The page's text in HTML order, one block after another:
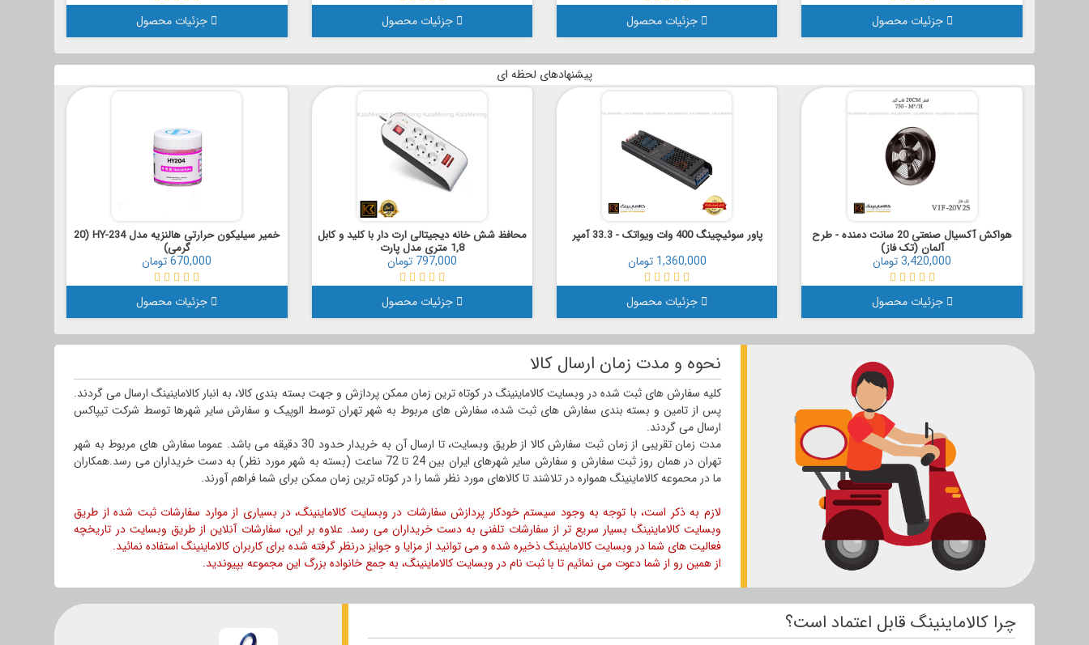
جزئیات محصول جزئیات محصول جزئیات محصول جزئیات محصول
پیشنهادهای لحظه ای
خمیر سیلیکون حرارتی هالنزیه مدل HY-234 (20
گرمی)
670,000 تومان
جزئیات محصول
محافظ شش خانه دیجیتالی ارت دار با کلید و کابل
1,8 متری مدل پارت
797,000 تومان
جزئیات محصول
پاور سوئیچینگ 400 وات ویواتک - 33.3 آمپر
1,360,000 تومان
جزئیات محصول
هواکش آکسیال صنعتی 20 سانت دمنده - طرح
آلمان (تک فاز)
3,420,000 تومان
جزئیات محصول
نحوه و مدت زمان ارسال کالا
کلیه سفارش های ثبت شده در وبسایت کالاماینینگ در کوتاه ترین زمان ممکن پردازش و جهت بسته بندی کالا، به انبار کالاماینینگ ارسال می گردند.
پس از تامین و بسته بندی سفارش های ثبت شده، سفارش های مربوط به شهر تهران توسط الوپیک و سفارش سایر شهرها توسط شرکت تیپاکس
ارسال می گردند.
مدت زمان تقریبی از زمان ثبت سفارش کالا از طریق وبسایت، تا ارسال آن به خریدار حدود 30 دقیقه می باشد. عموما سفارش های مربوط به شهر
تهران در همان روز ثبت سفارش و سفارش سایر شهرهای ایران بین 24 تا 72 ساعت (بسته به شهر مورد نظر) به دست خریداران می رسد.همکاران
ما در محموعه کالاماینینگ همواره در تلاشند تا کالاهای مورد نظر شما را در کوتاه ترین زمان ممکن برای شما فراهم آورند.
لازم به ذکر است، با توجه به وجود سیستم خودکار پردازش سفارشات در وبسایت کالاماینینگ، در بسیاری از موارد سفارشات ثبت شده از طریق
وبسایت کالاماینینگ بسیار سریع تر از سفارشات تلفنی به دست خریداران می رسد. علاوه بر این، سفارشات آنلاین از طریق وبسایت در تاریخچه
فعالیت های شما در وبسایت کالاماینینگ ذخیره شده و می توانید از مزایا و جوایز درنظر گرفته شده برای کاربران کالاماینینگ استفاده نمائید.
از همین رو از شما دعوت می نمائیم تا با ثبت نام در وبسایت کالاماینینگ، به جمع خانواده بزرگ این مجموعه بپیوندید.
چرا کالاماینینگ قابل اعتماد است؟